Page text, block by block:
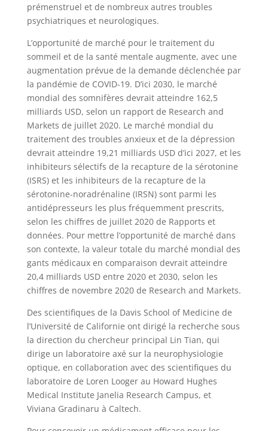
prémenstruel et de nombreux autres troubles
psychiatriques et neurologiques.
L’opportunité de marché pour le traitement du
sommeil et de la santé mentale augmente, avec une
augmentation prévue de la demande déclenchée par
la pandémie de COVID-19. D’ici 2030, le marché
mondial des somnifères devrait atteindre 162,5
milliards USD, selon un rapport de Research and
Markets de juillet 2020. Le marché mondial du
traitement des troubles anxieux et de la dépression
devrait atteindre 19,21 milliards USD d’ici 2027, et les
inhibiteurs sélectifs de la recapture de la sérotonine
(ISRS) et les inhibiteurs de la recapture de la
sérotonine-noradrénaline (IRSN) sont parmi les
antidépresseurs les plus fréquemment prescrits,
selon les chiffres de juillet 2020 de Rapports et
données. Pour mettre l’opportunité de marché dans
son contexte, la valeur totale du marché mondial des
gants médicaux en comparaison devrait atteindre
20,4 milliards USD entre 2020 et 2030, selon les
chiffres de novembre 2020 de Research and Markets.
Des scientifiques de la Davis School of Medicine de
l’Université de Californie ont dirigé la recherche sous
la direction du chercheur principal Lin Tian, ​​qui
dirige un laboratoire axé sur la neurophysiologie
optique, en collaboration avec des scientifiques du
laboratoire de Loren Looger au Howard Hughes
Medical Institute Janelia Research Campus, et
Viviana Gradinaru à Caltech.